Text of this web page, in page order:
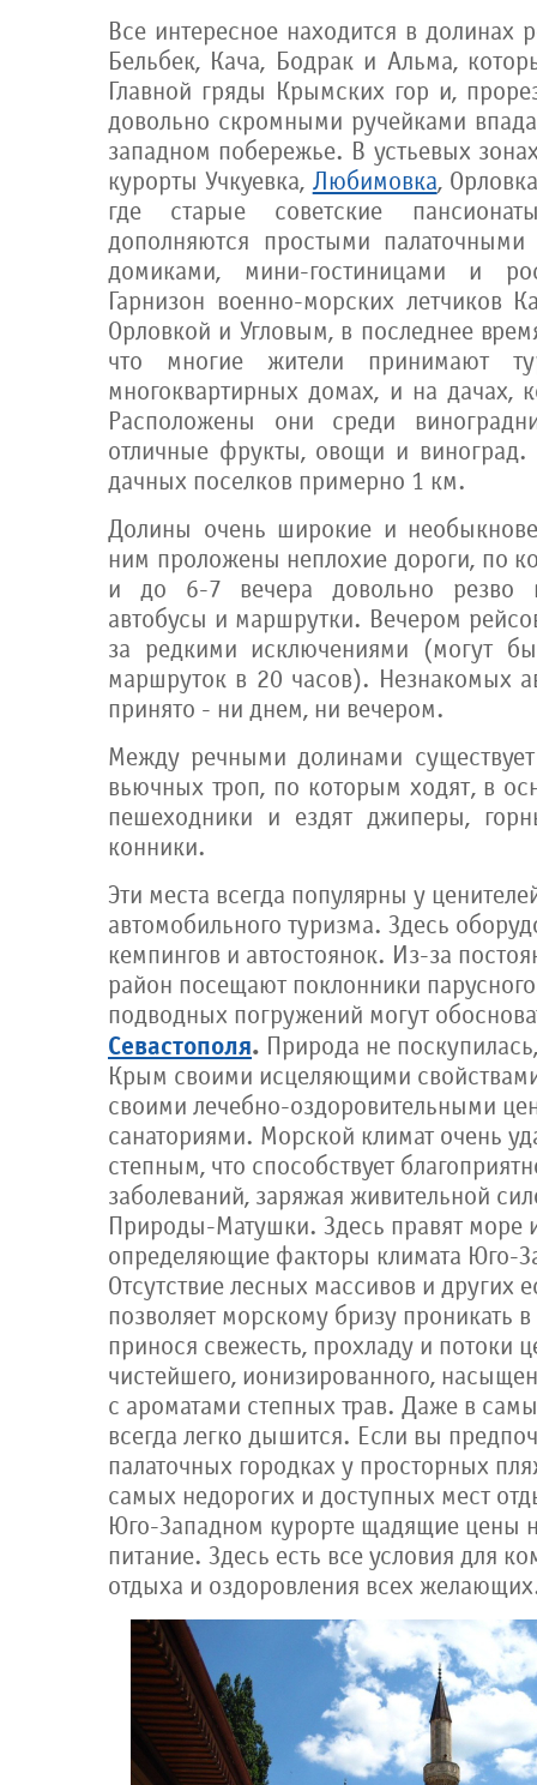
Все интересное находится в долинах
Бельбек, Кача, Бодрак и Альма,
Главной гряды Крымских гор и,
довольно скромными ручейками
западном побережье. В устьевых
курорты Учкуевка, Любимовка,
где старые советские
дополняются простыми
домиками, мини-гостиницами и
Гарнизон военно-морских летчиков
Орловкой и Угловым, в последнее
что многие жители принимают
многоквартирных домах, и на дачах,
Расположены они среди
отличные фрукты, овощи и
дачных поселков примерно 1 км.
Долины очень широкие и
ним проложены неплохие дороги, по
и до 6-7 вечера довольно резво
автобусы и маршрутки. Вечером
за редкими исключениями (могут
маршруток в 20 часов). Незнакомых
принято - ни днем, ни вечером.
Между речными долинами существует
вьючных троп, по которым ходят, в
пешеходники и ездят джиперы,
конники.
Эти места всегда популярны у
автомобильного туризма. Здесь
кемпингов и автостоянок. Из-за
район посещают поклонники
подводных погружений могут
Севастополя. Природа не
Крым своими исцеляющими
своими лечебно-оздоровительными
санаториями. Морской климат очень
степным, что способствует
заболеваний, заряжая живительной
Природы-Матушки. Здесь правят море
определяющие факторы климата Юго-
Отсутствие лесных массивов и других
позволяет морскому бризу проникать в
принося свежесть, прохладу и потоки
чистейшего, ионизированного,
с ароматами степных трав. Даже в
всегда легко дышится. Если вы
палаточных городках у просторных
самых недорогих и доступных мест
Юго-Западном курорте щадящие цены
питание. Здесь есть все условия для
отдыха и оздоровления всех